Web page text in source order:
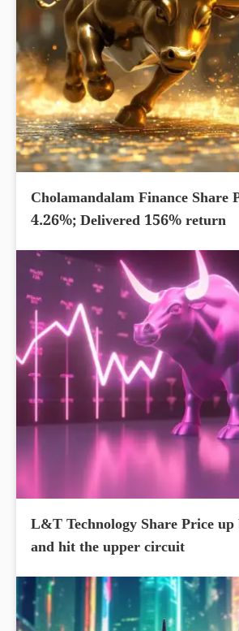
Cholamandalam Finance Share
4.26%; Delivered 156% return
L&T Technology Share Price
and hit the upper circuit